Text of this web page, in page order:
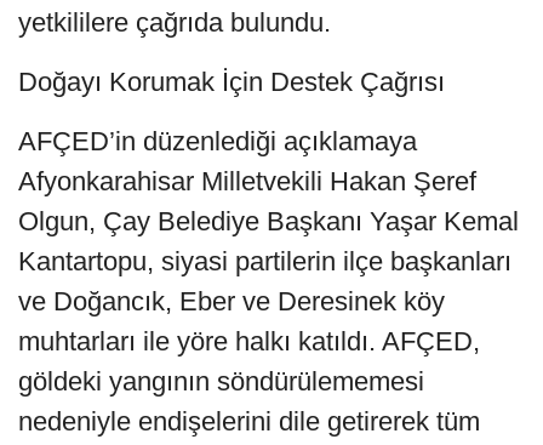
yetkililere çağrıda bulundu.
Doğayı Korumak İçin Destek Çağrısı
AFÇED’in düzenlediği açıklamaya
Afyonkarahisar Milletvekili Hakan Şeref
Olgun, Çay Belediye Başkanı Yaşar Kemal
Kantartopu, siyasi partilerin ilçe başkanları
ve Doğancık, Eber ve Deresinek köy
muhtarları ile yöre halkı katıldı. AFÇED,
göldeki yangının söndürülememesi
nedeniyle endişelerini dile getirerek tüm